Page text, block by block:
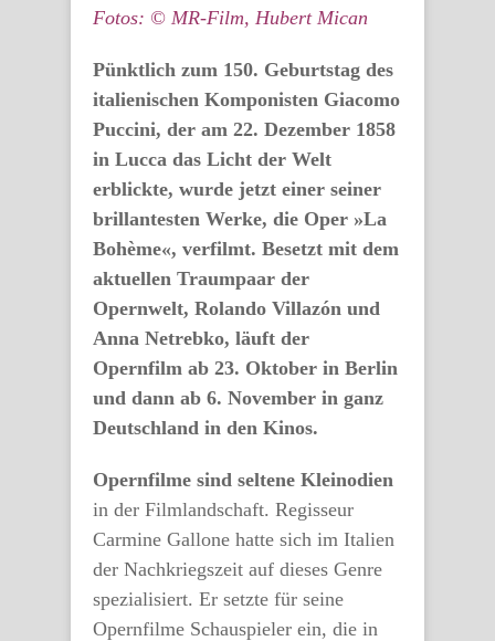
Fotos: © MR-Film, Hubert Mican
Pünktlich zum 150. Geburtstag des
italienischen Komponisten Giacomo
Puccini, der am 22. Dezember 1858
in Lucca das Licht der Welt
erblickte, wurde jetzt einer seiner
brillantesten Werke, die Oper »La
Bohème«, verfilmt. Besetzt mit dem
aktuellen Traumpaar der
Opernwelt, Rolando Villazón und
Anna Netrebko, läuft der
Opernfilm ab 23. Oktober in Berlin
und dann ab 6. November in ganz
Deutschland in den Kinos.
Opernfilme sind seltene Kleinodien
in der Filmlandschaft. Regisseur
Carmine Gallone hatte sich im Italien
der Nachkriegszeit auf dieses Genre
spezialisiert. Er setzte für seine
Opernfilme Schauspieler ein, die in